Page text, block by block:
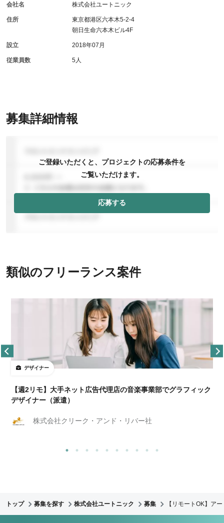
募集詳細情報
ご登録いただくと、プロジェクトの応募条件を
ご覧いただけます。
応募する
会社名 株式会社ユートニック
住所
東京都港区六本木5-2-4
朝日生命六本木ビル4F
設立 2018年07月
従業員数 5人
類似のフリーランス案件
デザイナー
【週2リモ】大手ネット広告代理店の音楽事業部でグラフィック
デザイナー（派遣）
株式会社クリーク・アンド・リバー社
トップ 募集を探す 株式会社ユートニック 募集 【リモートOK】ア